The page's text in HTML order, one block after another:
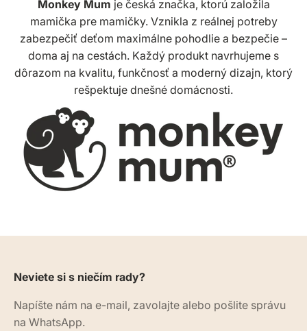
Monkey Mum je česká značka, ktorú založila
mamička pre mamičky. Vznikla z reálnej potreby
zabezpečiť deťom maximálne pohodlie a bezpečie –
doma aj na cestách. Každý produkt navrhujeme s
dôrazom na kvalitu, funkčnosť a moderný dizajn, ktorý
rešpektuje dnešné domácnosti.
Neviete si s niečím rady?
Napíšte nám na e-mail, zavolajte alebo pošlite správu
na WhatsApp.